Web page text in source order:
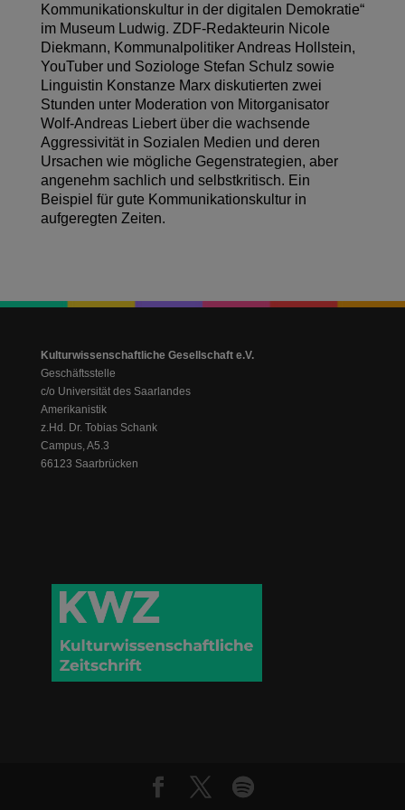
Kommunikationskultur in der digitalen Demokratie“
im Museum Ludwig. ZDF-Redakteurin Nicole
Diekmann, Kommunalpolitiker Andreas Hollstein,
YouTuber und Soziologe Stefan Schulz sowie
Linguistin Konstanze Marx diskutierten zwei
Stunden unter Moderation von Mitorganisator
Wolf-Andreas Liebert über die wachsende
Aggressivität in Sozialen Medien und deren
Ursachen wie mögliche Gegenstrategien, aber
angenehm sachlich und selbstkritisch. Ein
Beispiel für gute Kommunikationskultur in
aufgeregten Zeiten.
Kulturwissenschaftliche Gesellschaft e.V.
Geschäftsstelle
c/o Universität des Saarlandes
Amerikanistik
z.Hd. Dr. Tobias Schank
Campus, A5.3
66123 Saarbrücken